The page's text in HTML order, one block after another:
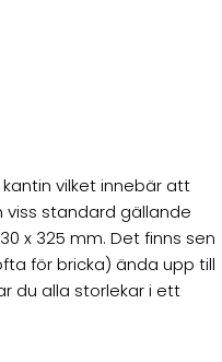
vilket innebär att
viss standard gällande
x 325 mm. Det finns sen
för bricka) ända upp till
du alla storlekar i ett